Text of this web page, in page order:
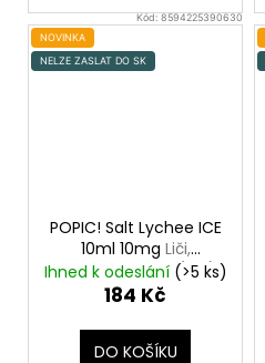
Kód:8594225390630
NOVINKA
NELZE ZASLAT DO SK
POPIC! Salt Lychee ICE
10ml 10mg Liči,
Chladivá složka (ICE)
Ihned k odeslání (>5 ks)
184 Kč
DO KOŠÍKU